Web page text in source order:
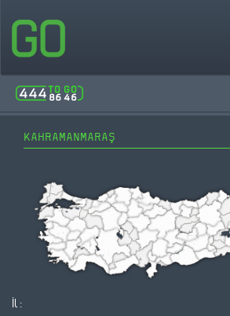
KAHRAMANMARAŞ
İl :